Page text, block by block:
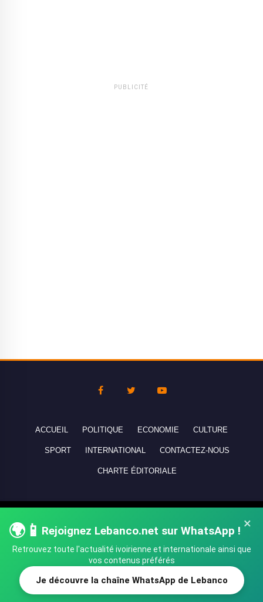
SHARE TWEET
PUBLICITÉ
×
🌍📱 Rejoignez Lebanco.net sur WhatsApp !
Retrouvez toute l'actualité ivoirienne et internationale ainsi que
vos contenus préférés
Je découvre la chaîne WhatsApp de Lebanco
ACCUEIL POLITIQUE ECONOMIE CULTURE
SPORT INTERNATIONAL CONTACTEZ-NOUS
CHARTE ÉDITORIALE
réservés - All rights reserved.